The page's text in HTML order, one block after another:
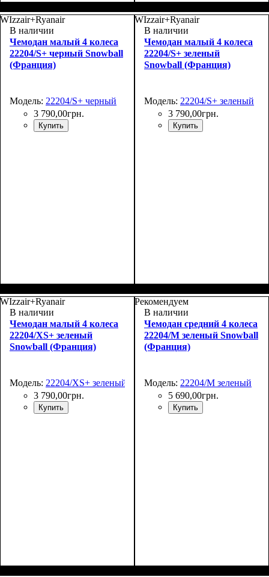
69х43х27+4
48х30х20+5
WIzzair+Ryanair
В наличии
Чемодан малый 4 колеса
22204/S+ черный Snowball
(Франция)
Модель: 22204/S+ черный
3 790,00грн.
Купить
55х37х20+4
WIzzair+Ryanair
В наличии
Чемодан малый 4 колеса
22204/S+ зеленый
Snowball (Франция)
Модель: 22204/S+ зеленый
3 790,00грн.
Купить
55х37х20+5
WIzzair+Ryanair
В наличии
Чемодан малый 4 колеса
22204/XS+ зеленый
Snowball (Франция)
Модель: 22204/XS+ зеленый
3 790,00грн.
Купить
Рекомендуем
В наличии
Чемодан средний 4 колеса
22204/M зеленый Snowball
(Франция)
Модель: 22204/M зеленый
5 690,00грн.
Купить